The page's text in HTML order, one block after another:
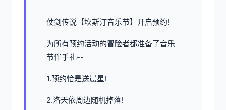
仗剑传说【坎斯汀音乐节】开启预约!
为所有预约活动的冒险者都准备了音乐
节伴手礼--
1.预约恰是送晨星!
2.洛天依周边随机掉落!